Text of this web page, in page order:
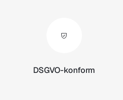
DSGVO-konform